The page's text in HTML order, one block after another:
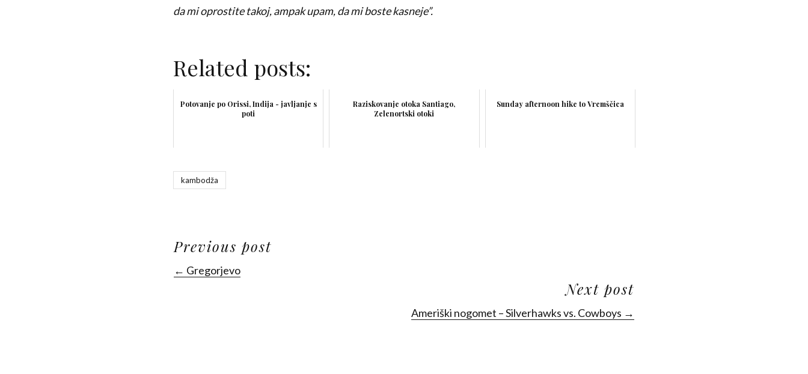
da mi oprostite takoj, ampak upam, da mi boste kasneje”.
Related posts:
Potovanje po Orissi, Indija - javljanje s
poti
Raziskovanje otoka Santiago,
Zelenortski otoki
Sunday afternoon hike to Vremščica
kambodža
Previous post
← Gregorjevo
Next post
Ameriški nogomet – Silverhawks vs. Cowboys →